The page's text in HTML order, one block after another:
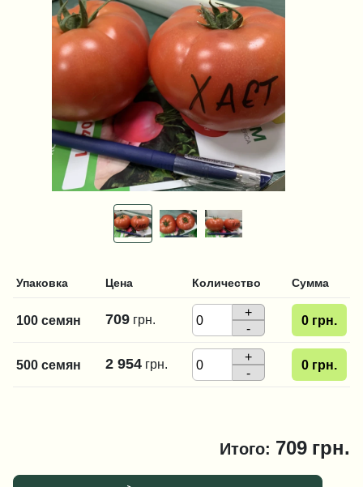
Упаковка Цена Количество Сумма
100 семян 709 грн.
+
-
0 грн.
500 семян 2 954 грн.
+
-
0 грн.
Итого: 709 грн.